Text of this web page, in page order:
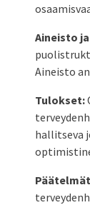
Aineisto
Aineisto
Tulokset:
hallitseva